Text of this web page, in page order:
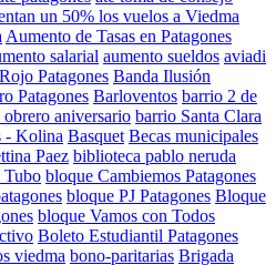
un 50% los vuelos a Viedma
Aumento de Tasas en Patagones
salarial aumento sueldos aviadi
Patagones Banda Ilusión
Patagones Barloventos barrio 2 de
aniversario barrio Santa Clara
- Kolina Basquet Becas municipales
Paez biblioteca pablo neruda
Tubo bloque Cambiemos Patagones
bloque PJ Patagones Bloque
bloque Vamos con Todos
Boleto Estudiantil Patagones
viedma bono-paritarias Brigada